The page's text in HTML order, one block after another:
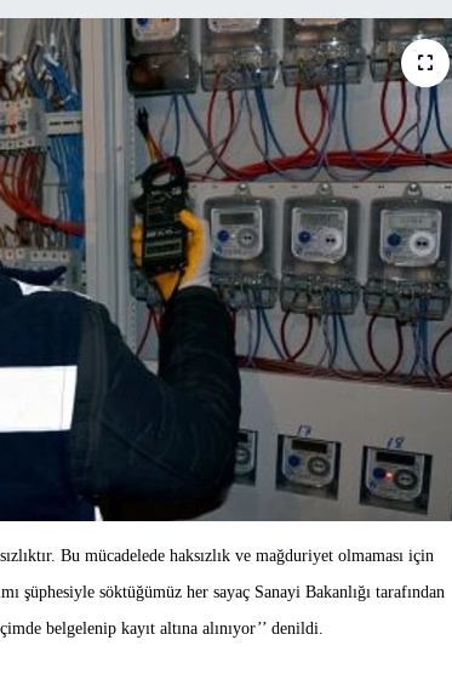
Bu mücadelede haksızlık ve mağduriyet olmaması için
şüphesiylesöktüğümüz her sayaç Sanayi Bakanlığı tarafından
belgelenip kayıt altına alınıyor’’ denildi.